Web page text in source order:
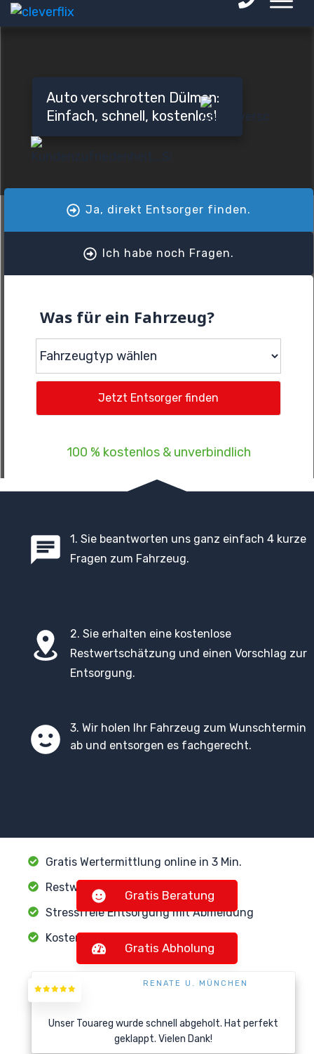
Auto verschrotten Dülmen:
Einfach, schnell, kostenlos!
Ja, direkt Entsorger finden.
Ich habe noch Fragen.
Was für ein Fahrzeug?
100 % kostenlos & unverbindlich
1. Sie beantworten uns ganz einfach 4 kurze
Fragen zum Fahrzeug.
2. Sie erhalten eine kostenlose
Restwertschätzung und einen Vorschlag zur
Entsorgung.
3. Wir holen Ihr Fahrzeug zum Wunschtermin
ab und entsorgen es fachgerecht.
Gratis Wertermittlung online in 3 Min.
Restwertzahlung je nach Fahrzeug
Stressfreie Entsorgung mit Abmeldung
Kostenlose Sofort-Abholung
Gratis Beratung
Gratis Abholung
RENATE U. MÜNCHEN
Unser Touareg wurde schnell abgeholt. Hat perfekt
geklappt. Vielen Dank!